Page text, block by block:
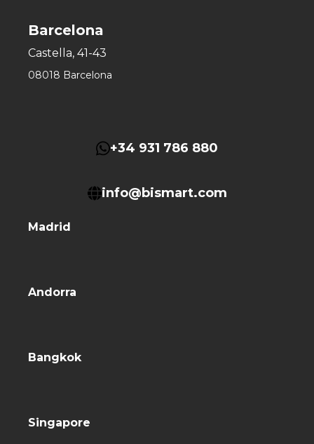
Barcelona
Castella, 41-43
08018 Barcelona
+34 931 786 880
info@bismart.com
Madrid
Andorra
Bangkok
Singapore